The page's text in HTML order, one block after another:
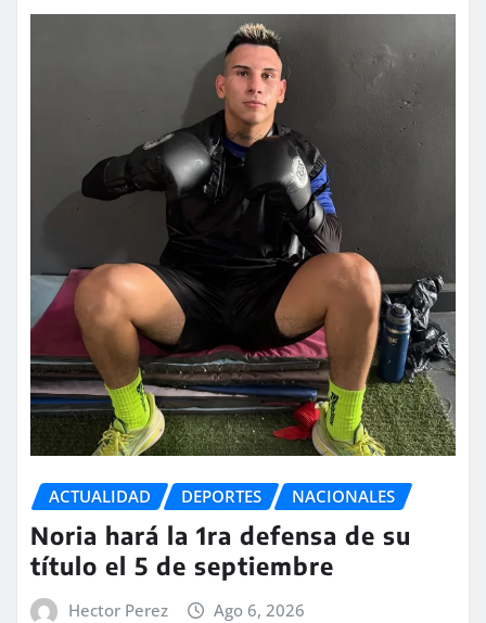
ACTUALIDAD DEPORTES NACIONALES
Noria hará la 1ra defensa de su
título el 5 de septiembre
Hector Perez Ago 6, 2026